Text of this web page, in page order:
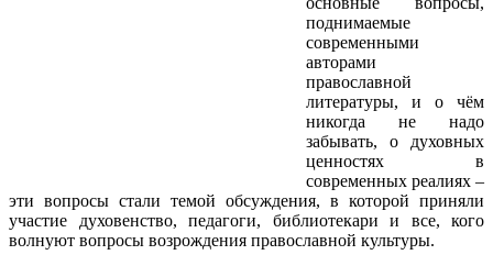
поднимаемые
современными
авторами
православной
литературы, и о чём
никогда не надо
забывать, о духовных
ценностях в
современных реалиях –
эти вопросы стали темой обсуждения, в которой приняли
участие духовенство, педагоги, библиотекари и все, кого
волнуют вопросы возрождения православной культуры.